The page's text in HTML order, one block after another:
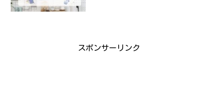
スポンサーリンク